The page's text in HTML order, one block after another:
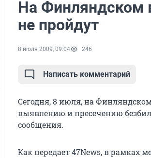
На Финляндском
не пройдут
8 июля 2009, 09:04 246
Написать комментарий
Сегодня, 8 июля, на
выявлению и пресечению
сообщения.
Как передает 47News, в рамках